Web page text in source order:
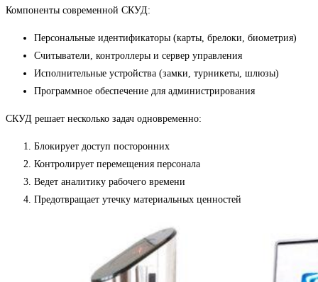
Компоненты современной СКУД:
Персональные идентификаторы (карты, брелоки, биометрия)
Считыватели, контроллеры и сервер управления
Исполнительные устройства (замки, турникеты, шлюзы)
Программное обеспечение для администрирования
СКУД решает несколько задач одновременно:
Блокирует доступ посторонних
Контролирует перемещения персонала
Ведет аналитику рабочего времени
Предотвращает утечку материальных ценностей